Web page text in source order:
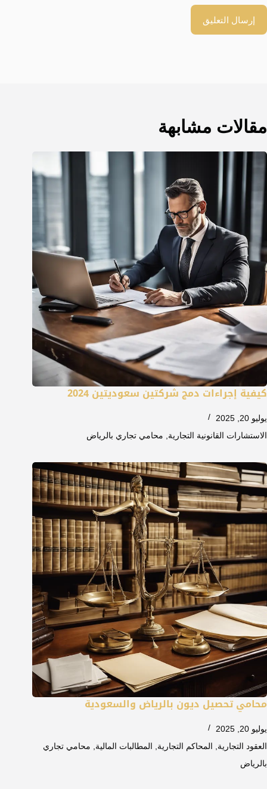
إرسال التعليق
مقالات مشابهة
كيفية إجراءات دمج شركتين سعوديتين 2024
يوليو 20, 2025
الاستشارات القانونية التجارية
محامي تجاري بالرياض
محامي تحصيل ديون بالرياض والسعودية
يوليو 20, 2025
العقود التجارية
المحاكم التجارية المطالبات المالية
محامي تجاري
بالرياض